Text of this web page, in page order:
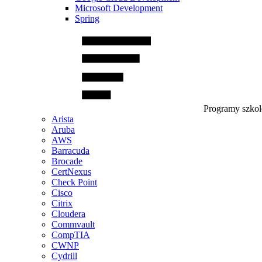
Microsoft Development
Spring
Programy
Arista
Aruba
AWS
Barracuda
Brocade
CertNexus
Check Point
Cisco
Citrix
Cloudera
Commvault
CompTIA
CWNP
Cydrill